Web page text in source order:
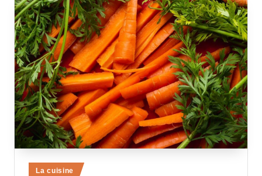
Posted
La cuisine